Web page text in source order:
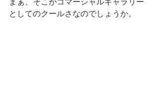
としてのクールさなのでしょうか。